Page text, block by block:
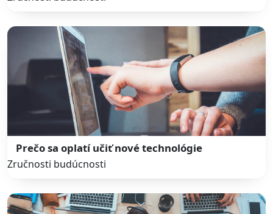
Prečo sa oplatí učiť nové technológie
Zručnosti budúcnosti